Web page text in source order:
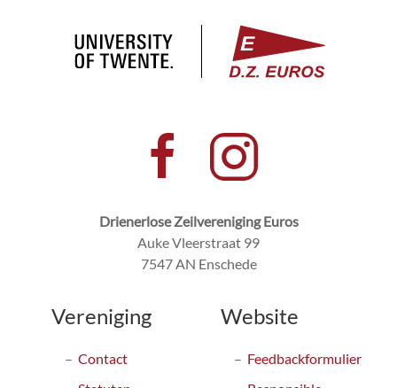
Drienerlose Zeilvereniging Euros
Auke Vleerstraat 99
7547 AN Enschede
Vereniging
Contact
Website
Feedbackformulier